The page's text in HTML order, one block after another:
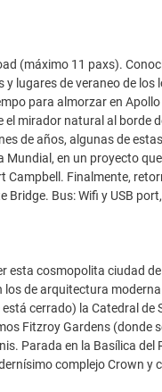
(máximo 11 paxs).
lugares de veraneo de los
para almorzar en
mirador natural al borde
de años, algunas de
en un proyecto
Finalmente,
Bridge. Bus: Wifi y USB
cosmopolita ciudad
de arquitectura
cerrado) la Catedral de
Fitzroy Gardens (donde
Parada en la Basílica
complejo Crown y